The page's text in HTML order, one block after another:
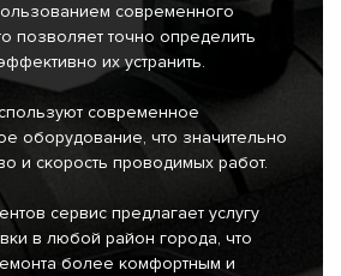
современного
позволяет точно определить
их устранить.
современное
оборудование, что значительно
и скорость проводимых работ.
сервис предлагает услугу
в любой район города, что
более комфортным и